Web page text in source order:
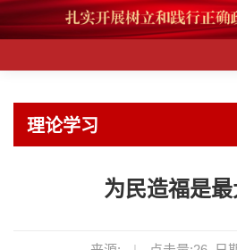
理论学习
为民造福是